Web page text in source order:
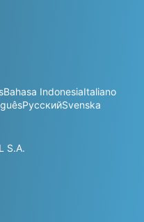
Bahasa IndonesiaItaliano
РусскийSvenska
S.A.